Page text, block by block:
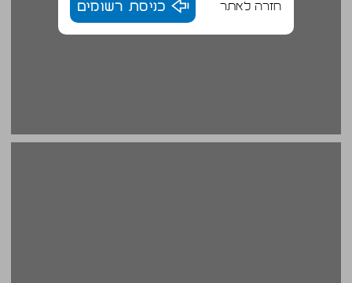
חזרה לאתר כניסת רשומים